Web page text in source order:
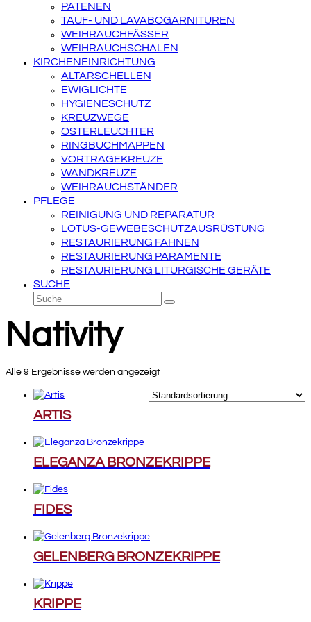
PATENEN
TAUF- UND LAVABOGARNITUREN
WEIHRAUCHFÄSSER
WEIHRAUCHSCHALEN
KIRCHENEINRICHTUNG
ALTARSCHELLEN
EWIGLICHTE
HYGIENESCHUTZ
KREUZWEGE
OSTERLEUCHTER
RINGBUCHMAPPEN
VORTRAGEKREUZE
WANDKREUZE
WEIHRAUCHSTÄNDER
PFLEGE
REINIGUNG UND REPARATUR
LOTUS-GEWEBESCHUTZAUSRÜSTUNG
RESTAURIERUNG FAHNEN
RESTAURIERUNG PARAMENTE
RESTAURIERUNG LITURGISCHE GERÄTE
SUCHE
Suche
Senden
Nativity
Alle 9 Ergebnisse werden angezeigt
ARTIS
ELEGANZA BRONZEKRIPPE
FIDES
GELENBERG BRONZEKRIPPE
KRIPPE